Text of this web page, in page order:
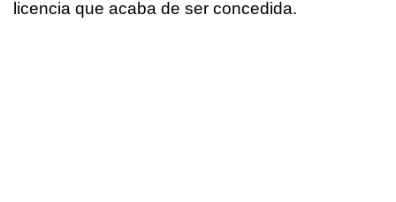
licencia que acaba de ser concedida.